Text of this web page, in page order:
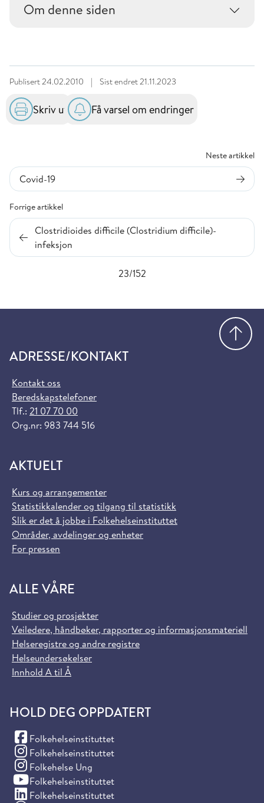
Om denne siden
Publisert24.02.2010 | Sist endret21.11.2023
Skriv ut Få varsel om endringer
Forrige artikkel
Clostridioides difficile (Clostridium difficile)-
infeksjon
23/152
Neste artikkel
Covid-19
ADRESSE/KONTAKT
Kontakt oss
Beredskapstelefoner
Tlf.: 21 07 70 00
Org.nr: 983 744 516
AKTUELT
Kurs og arrangementer
Statistikkalender og tilgang til statistikk
Slik er det å jobbe i Folkehelseinstituttet
Områder, avdelinger og enheter
For pressen
ALLE VÅRE
Studier og prosjekter
Veiledere, håndbøker, rapporter og informasjonsmateriell
Helseregistre og andre registre
Helseundersøkelser
Innhold A til Å
HOLD DEG OPPDATERT
Folkehelseinstituttet
(Facebook)
Folkehelseinstituttet
(Instagram)
Folkehelse Ung
(Instagram)
Folkehelseinstituttet
(YouTube)
Folkehelseinstituttet
(LinkedIn)